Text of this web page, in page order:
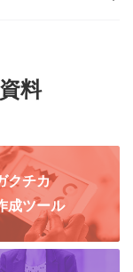
料
クチカ
成ツール